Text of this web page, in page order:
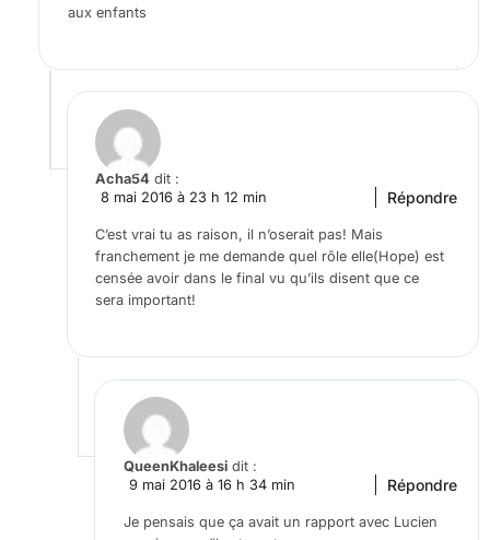
aux enfants
Acha54 dit :
8 mai 2016 à 23 h 12 min
C’est vrai tu as raison, il n’oserait pas! Mais
franchement je me demande quel rôle elle(Hope) est
censée avoir dans le final vu qu’ils disent que ce
sera important!
Répondre
QueenKhaleesi dit :
9 mai 2016 à 16 h 34 min
Je pensais que ça avait un rapport avec Lucien
Répondre